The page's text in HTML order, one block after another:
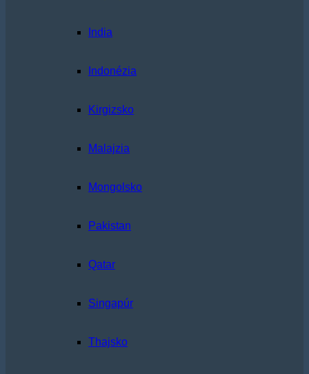
India
Indonézia
Kirgizsko
Malajzia
Mongolsko
Pakistan
Qatar
Singapúr
Thajsko